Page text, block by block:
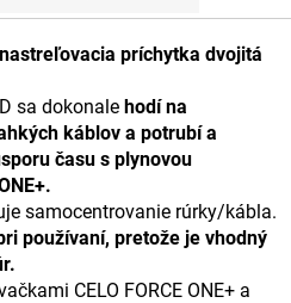
príchytka dvojitá
sa dokonale hodí na
káblov a potrubí a
času s plynovou
samocentrovanie rúrky/kábla.
používaní, pretože je vhodný
CELO FORCE ONE+ a